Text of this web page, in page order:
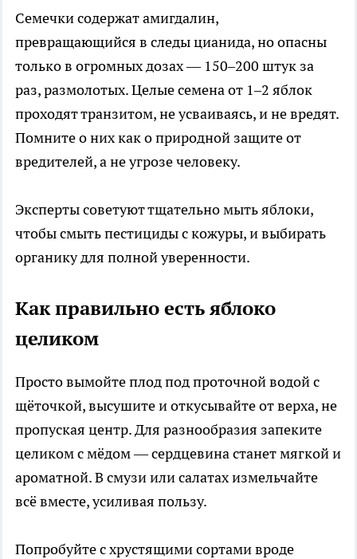
Семечки содержат амигдалин,
превращающийся в следы цианида, но опасны
только в огромных дозах — 150–200 штук за
раз, размолотых. Целые семена от 1–2 яблок
проходят транзитом, не усваиваясь, и не вредят.
Помните о них как о природной защите от
вредителей, а не угрозе человеку.
Эксперты советуют тщательно мыть яблоки,
чтобы смыть пестициды с кожуры, и выбирать
органику для полной уверенности.
Как правильно есть яблоко
целиком
Просто вымойте плод под проточной водой с
щёточкой, высушите и откусывайте от верха, не
пропуская центр. Для разнообразия запеките
целиком с мёдом — сердцевина станет мягкой и
ароматной. В смузи или салатах измельчайте
всё вместе, усиливая пользу.
Попробуйте с хрустящими сортами вроде